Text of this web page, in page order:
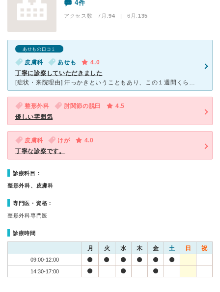
4件
アクセス数 7月:94 | 6月:135
あせもの口コミ
皮膚科 あせも
4.0
丁寧に診察していただきました
[症状・来院理由] 汗っかきということもあり、この１週間くらいあせもが目立つようになってきました。 特に服から出ている、腕と顔がひどく、かゆがり掻いてひっかき傷ができるようになってきたので、皮膚科
整形外科 肘関節の脱臼
4.5
優しい雰囲気
皮膚科 けが
4.0
丁寧な診察です。
診療科目：
整形外科、皮膚科
専門医・資格：
整形外科専門医
診療時間
月 火 水 木 金 土 日 祝
09:00-12:00
14:30-17:00